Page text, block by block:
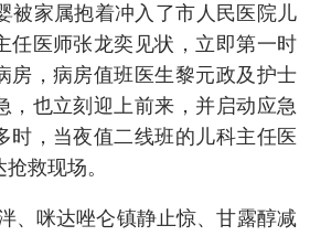
被家属抱着冲入了市人民医院儿
任医师张龙奕见状，立即第一时
房，病房值班医生黎元政及护士
，也立刻迎上前来，并启动应急
时，当夜值二线班的儿科主任医
救现场。
咪达唑仑镇静止惊、甘露醇减